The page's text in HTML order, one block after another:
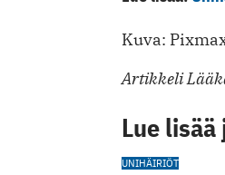
Kuva:
Artikkeli
Lue
UNIHÄIRIÖT